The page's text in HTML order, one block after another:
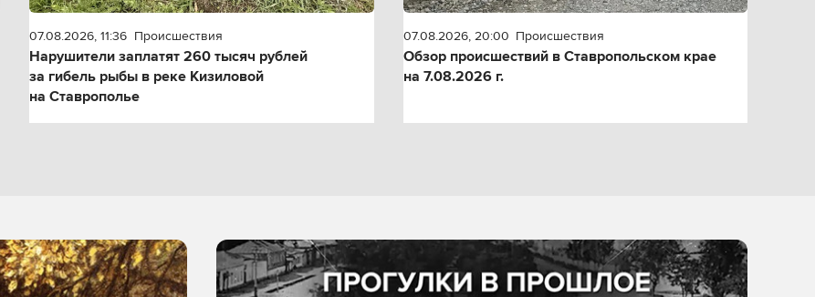
07.08.2026, 11:36 Происшествия
Нарушители заплатят 260 тысяч рублей
за гибель рыбы в реке Кизиловой
на Ставрополье
07.08.2026, 20:00 Происшествия
Обзор происшествий в Ставропольском крае
на 7.08.2026 г.